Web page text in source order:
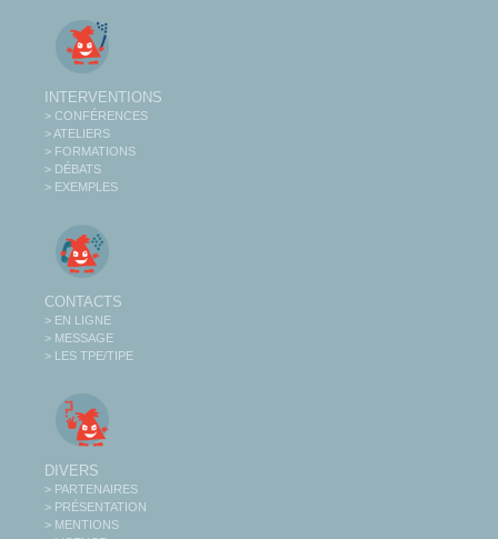
INTERVENTIONS
> CONFÉRENCES
> ATELIERS
> FORMATIONS
> DÉBATS
> EXEMPLES
CONTACTS
> EN LIGNE
> MESSAGE
> LES TPE/TIPE
DIVERS
> PARTENAIRES
> PRÉSENTATION
> MENTIONS